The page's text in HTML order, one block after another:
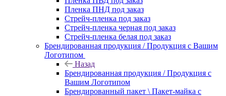
Пленка ПНД под заказ
Стрейч-пленка под заказ
Стрейч-пленка черная под заказ
Стрейч-пленка белая под заказ
Брендированная продукция / Продукция с Вашим
Логотипом
Назад
Брендированная продукция / Продукция с
Вашим Логотипом
Брендированный пакет \ Пакет-майка с